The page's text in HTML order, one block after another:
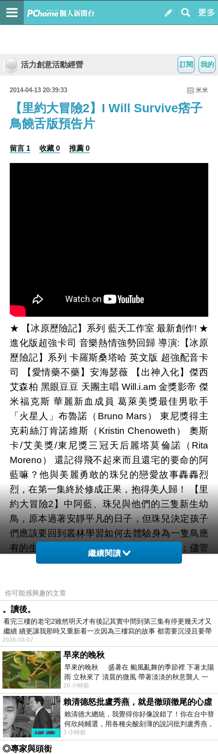
我的
訂閱
活力創意活動經營
2014-04-13 20:39:33 米米
【里約大冒險2】I Will Survive痞子
鳥饒舌版預告片
留言 1 收藏 0 推薦 0
★ 【冰原歷險記】系列 藍天工作室 最新創作! ★
進化版超強卡司 音樂熱情強勢回歸 導演:【冰原
歷險記】系列 卡羅斯桑塔哈 英文版 超強配音卡
司 【愛情藥不藥】安海瑟薇 【出神入化】傑西
艾森柏 黑眼豆豆 天團主唱 Will.i.am 金獎影帝 傑
米福克斯 華麗新血成員 葛萊美獎最佳男歌手
「火星人」布魯諾（Bruno Mars） 東尼獎得主
克莉絲汀肯諾維斯（Kristin Chenoweth） 奧斯
卡/艾美獎/東尼獎三冠天后麗塔莫倫諾（Rita
Moreno） 還記得飛不起來而且還宅的要命的阿
藍嘛？他與美麗勇敢的珠兒的戀愛故事轟轟烈
烈，在第­一集終於修成正果，抱得美人歸！ 【里
約大冒險2】中阿藍、珠兒與他們的三隻新生幼
鳥，原本過著安靜平凡的日子，但珠兒­決定孩子
們應該要回到叢林學習如何去體驗身為一隻鳥應
有的生活，堅持全家冒險進入亞馬­遜流域；儘管
阿藍努力學著適應新環境，但遇上難搞的岳父大
戰阿藍一家人將如何面對！？ 【里約大冒險2】
不僅網羅第一集的超人氣角色，卡司陣容上又再
更壯大，特別加入了重量­級「新血」包含安迪賈
西亞、葛萊美獎最佳男歌手「火星人」布魯諾、
東尼獎得主克莉絲汀­肯諾維斯、奧斯卡/艾美獎/
東尼獎三冠天后麗塔莫倫諾等，音樂部份更延攬
歌手加奈兒夢­奈與「The Wondaland Arts
Society」樂團共襄盛舉。
繼續閱讀
你可能感興趣的文章
。讀後。
看完三樓的老宅2雖然明天才有後記其實中間到第三集有停更幾天才又
繼續 續更讓我那時又重新看一次因為三樓寫的故事 都需要沉浸且要帶
有
2026-08-07
早來的晚秋
早來的晚秋 盛暑在 颱風亂舞的季節裡 下著太陽
雨 立秋來了 清晨的微風 帶著淡淡的秋意襲人 一
下子 又被赤
20 小時前
賴清德怒批盧秀燕，就是徹頭徹尾的心虛
賴清德大總統，我覺得你好像說錯了！你在台中替
何欣純輔選，用各種尖酸刻薄的說詞批判盧秀燕，
罵她施政滿意度輸給陳其邁，甚至還說盧
3 小時前
◎專家與頭銜